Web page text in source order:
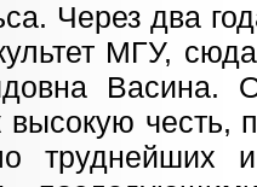
Через два
МГУ,
Васина.
высокую честь,
труднейших